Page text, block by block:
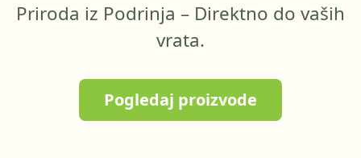
Priroda iz Podrinja – Direktno do vaših
vrata.
Pogledaj proizvode